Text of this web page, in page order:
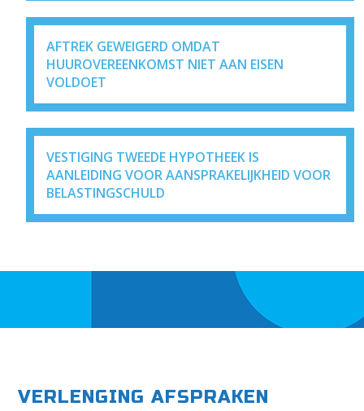
AFTREK GEWEIGERD OMDAT
HUUROVEREENKOMST NIET AAN EISEN
VOLDOET
VESTIGING TWEEDE HYPOTHEEK IS
AANLEIDING VOOR AANSPRAKELIJKHEID VOOR
BELASTINGSCHULD
VERLENGING AFSPRAKEN